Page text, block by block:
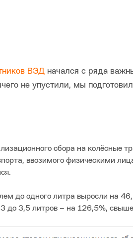
ВЭД начался с ряда
не упустили, мы
сбора на колёсные
ввозимого физическими
до одного литра выросли на
до 3,5 литров – на 126,5%,